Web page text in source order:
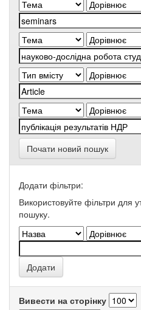
Почати новий пошук
Додати фільтри:
Використовуйте фільтри для
пошуку.
Вивести на сторінку